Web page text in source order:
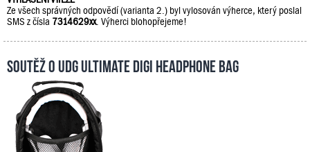
Ze všech správných odpovědí (varianta 2.) byl vylosován výherce, který poslal
SMS z čísla 7314629xx. Výherci blohopřejeme!
Soutěž o UDG Ultimate DIGI Headphone Bag